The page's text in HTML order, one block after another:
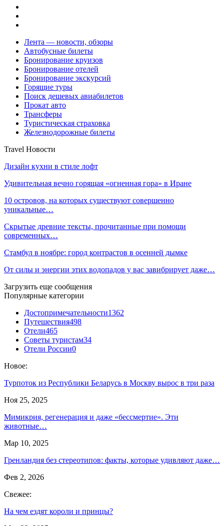
Лента — новости, обзоры
Автобусные билеты
Бронирование круизов
Бронирование отелей
Бронирование экскурсий
Горящие туры
Поиск дешевых авиабилетов
Прокат авто
Трансферы
Туристическая страховка
Железнодорожные билеты
Travel Новости
Дизайн кухни в стиле лофт
Удивительная вечно горящая «огненная гора» в Иране
10 островов, на которых существуют совершенно
уникальные…
Скрытые древние тексты, прочитанные при помощи
современных…
Стамбул в ноябре: город контрастов в осенней дымке
От силы и энергии этих водопадов у вас завибрирует даже…
Загрузить еще сообщения
Популярные категории
Достопримечательности1362
Путешествия498
Отели465
Советы туристам34
Отели России0
Новое:
Турпоток из Республики Беларусь в Москву вырос в три раза
Ноя 25, 2025
Мимикрия, регенерация и даже «бессмертие». Эти
животные…
Мар 10, 2025
Гренландия без стереотипов: факты, которые удивляют даже…
Фев 2, 2026
Свежее:
На чем ездят короли и принцы?